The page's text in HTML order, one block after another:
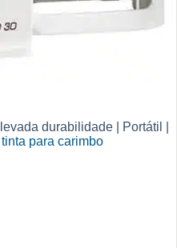
durabilidade | Portátil |
tinta para carimbo